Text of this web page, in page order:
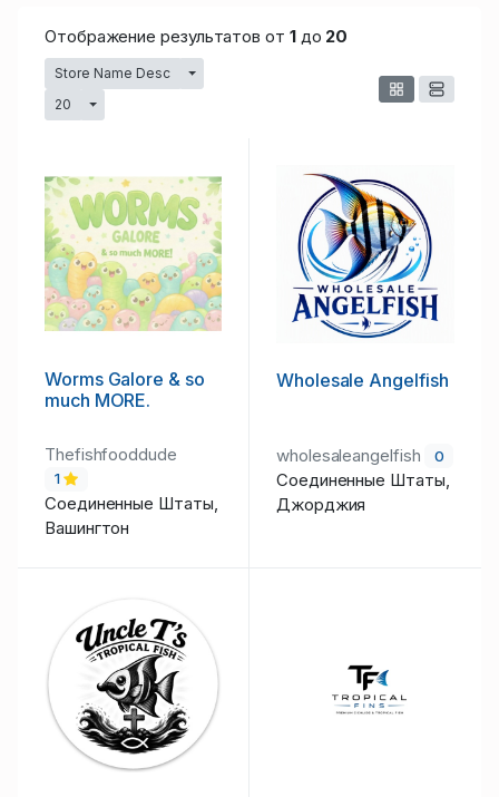
Отображение результатов от 1до 20
Store Name Desc
Переключатель выпадающего списка
20
Переключатель выпадающего списка
Worms Galore & so
much MORE.
Thefishfooddude
1
Соединенные Штаты,
Вашингтон
Wholesale Angelfish
wholesaleangelfish 0
Соединенные Штаты,
Джорджия